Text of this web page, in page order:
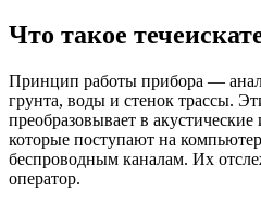
Что такое
Принцип работы прибора —
грунта, воды и стенок трассы.
преобразовывает в
которые поступают на
беспроводным каналам. Их
оператор.